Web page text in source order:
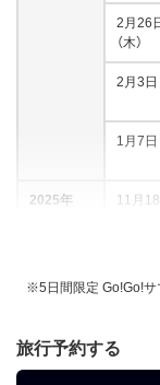
2月26
（木）
2月3日
1月7日
2025年
11月18
10月
（火）
※5日間限定 Go!Go!サ
旅行予約する